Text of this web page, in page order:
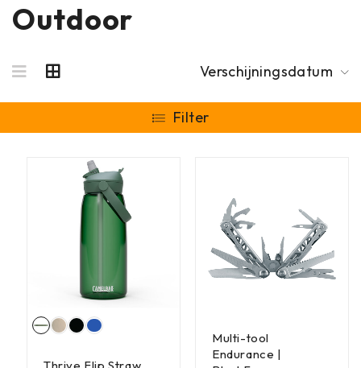
Outdoor
Verschijningsdatum
Filter
Multi-tool
Endurance |